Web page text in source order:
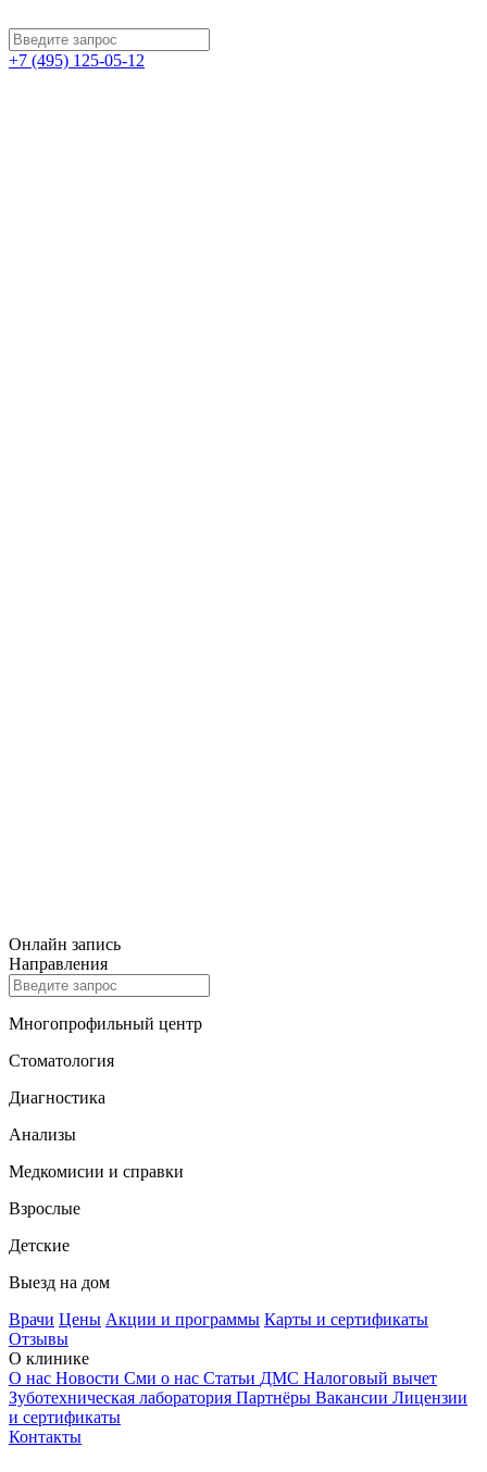
+7 (495) 125-05-12
Онлайн запись
Направления
Многопрофильный центр
Стоматология
Диагностика
Анализы
Медкомисии и справки
Взрослые
Детские
Выезд на дом
Врачи Цены Акции и программы Карты и сертификаты
Отзывы
О клинике
О нас Новости Сми о нас Статьи ДМС Налоговый вычет
Зуботехническая лаборатория Партнёры Вакансии Лицензии
и сертификаты
Контакты